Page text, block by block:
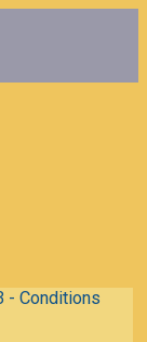
- Conditions